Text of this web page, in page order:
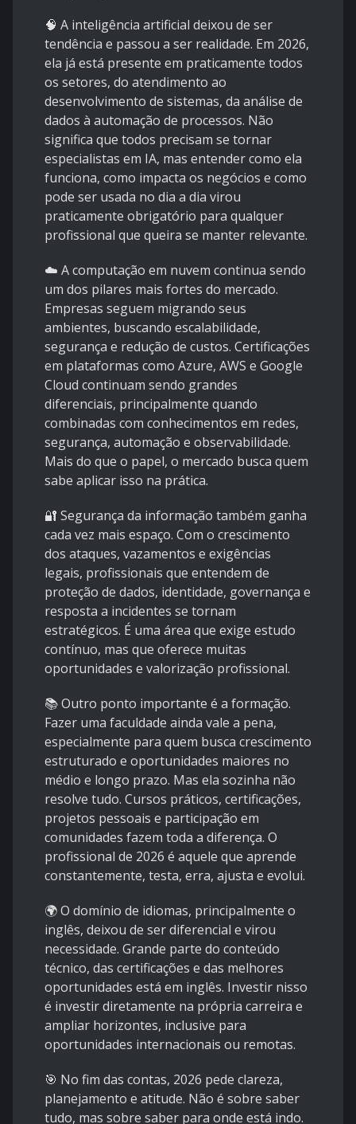
🧠 A inteligência artificial deixou de ser
tendência e passou a ser realidade. Em 2026,
ela já está presente em praticamente todos
os setores, do atendimento ao
desenvolvimento de sistemas, da análise de
dados à automação de processos. Não
significa que todos precisam se tornar
especialistas em IA, mas entender como ela
funciona, como impacta os negócios e como
pode ser usada no dia a dia virou
praticamente obrigatório para qualquer
profissional que queira se manter relevante.
☁️ A computação em nuvem continua sendo
um dos pilares mais fortes do mercado.
Empresas seguem migrando seus
ambientes, buscando escalabilidade,
segurança e redução de custos. Certificações
em plataformas como Azure, AWS e Google
Cloud continuam sendo grandes
diferenciais, principalmente quando
combinadas com conhecimentos em redes,
segurança, automação e observabilidade.
Mais do que o papel, o mercado busca quem
sabe aplicar isso na prática.
🔐 Segurança da informação também ganha
cada vez mais espaço. Com o crescimento
dos ataques, vazamentos e exigências
legais, profissionais que entendem de
proteção de dados, identidade, governança e
resposta a incidentes se tornam
estratégicos. É uma área que exige estudo
contínuo, mas que oferece muitas
oportunidades e valorização profissional.
📚 Outro ponto importante é a formação.
Fazer uma faculdade ainda vale a pena,
especialmente para quem busca crescimento
estruturado e oportunidades maiores no
médio e longo prazo. Mas ela sozinha não
resolve tudo. Cursos práticos, certificações,
projetos pessoais e participação em
comunidades fazem toda a diferença. O
profissional de 2026 é aquele que aprende
constantemente, testa, erra, ajusta e evolui.
🌍 O domínio de idiomas, principalmente o
inglês, deixou de ser diferencial e virou
necessidade. Grande parte do conteúdo
técnico, das certificações e das melhores
oportunidades está em inglês. Investir nisso
é investir diretamente na própria carreira e
ampliar horizontes, inclusive para
oportunidades internacionais ou remotas.
🎯 No fim das contas, 2026 pede clareza,
planejamento e atitude. Não é sobre saber
tudo, mas sobre saber para onde está indo.